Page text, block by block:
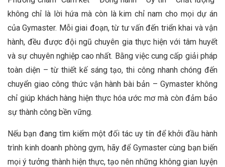
không chỉ là lời hứa mà còn là kim chỉ nam cho mọi dự án
của Gymaster. Mỗi giai đoạn, từ tư vấn đến triển khai và vận
hành, đều được đội ngũ chuyên gia thực hiện với tâm huyết
và sự chuyên nghiệp cao nhất. Bằng việc cung cấp giải pháp
toàn diện – từ thiết kế sáng tạo, thi công nhanh chóng đến
chuyển giao công thức vận hành bài bản – Gymaster không
chỉ giúp khách hàng hiện thực hóa ước mơ mà còn đảm bảo
sự thành công bền vững.
Nếu bạn đang tìm kiếm một đối tác uy tín để khởi đầu hành
trình kinh doanh phòng gym, hãy để Gymaster cùng bạn biến
mọi ý tưởng thành hiện thực, tạo nên những không gian luyện